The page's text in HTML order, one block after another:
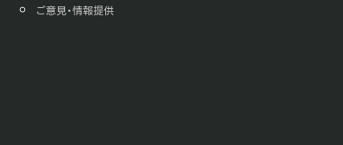
ご意見・情報提供